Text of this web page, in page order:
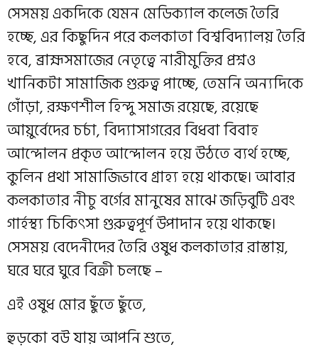
সেসময় একদিকে যেমন মেডিক্যাল কলেজ তৈরি
হচ্ছে, এর কিছুদিন পরে কলকাতা বিশ্ববিদ্যালয় তৈরি
হবে, ব্রাহ্মসমাজের নেতৃত্বে নারীমুক্তির প্রশ্নও
খানিকটা সামাজিক গুরুত্ব পাচ্ছে, তেমনি অন্যদিকে
গোঁড়া, রক্ষণশীল হিন্দু সমাজ রয়েছে, রয়েছে
আয়ুর্বেদের চর্চা, বিদ্যাসাগরের বিধবা বিবাহ
আন্দোলন প্রকৃত আন্দোলন হয়ে উঠতে ব্যর্থ হচ্ছে,
কুলিন প্রথা সামাজিভাবে গ্রাহ্য হয়ে থাকছে। আবার
কলকাতার নীচু বর্গের মানুষের মাঝে জড়িবুটি এবং
গার্হস্থ্য চিকিৎসা গুরুত্বপূর্ণ উপাদান হয়ে থাকছে।
সেসময় বেদেনীদের তৈরি ওষুধ কলকাতার রাস্তায়,
ঘরে ঘরে ঘুরে বিক্রী চলছে –
এই ওষুধ মোর ছুঁতে ছুঁতে,
হুড়কো বউ যায় আপনি শুতে,